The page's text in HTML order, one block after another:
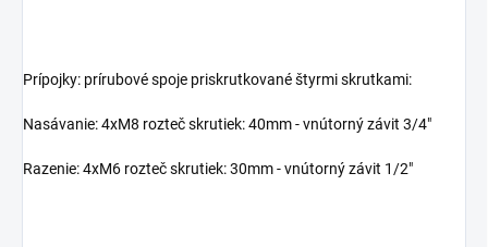
Prípojky: prírubové spoje priskrutkované štyrmi skrutkami:
Nasávanie: 4xM8 rozteč skrutiek: 40mm - vnútorný závit 3/4"
Razenie: 4xM6 rozteč skrutiek: 30mm - vnútorný závit 1/2"